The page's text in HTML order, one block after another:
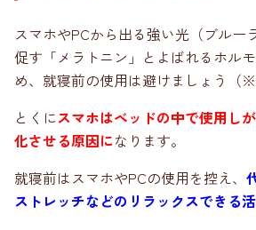
スマホやPCから出る強い光（ブルー
促す「メラトニン」とよばれるホル
め、就寝前の使用は避けましょう（
とくにスマホはベッドの中で使用し
化させる原因になります。
就寝前はスマホやPCの使用を控え、
ストレッチなどのリラックスできる